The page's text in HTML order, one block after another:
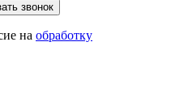
звонок
на обработку